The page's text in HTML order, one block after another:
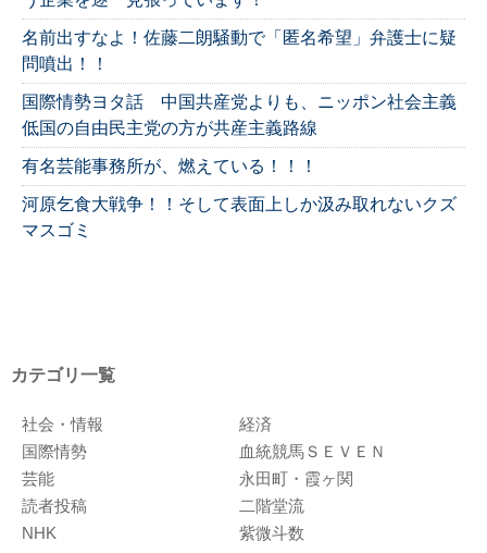
名前出すなよ！佐藤二朗騒動で「匿名希望」弁護士に疑
問噴出！！
国際情勢ヨタ話 中国共産党よりも、ニッポン社会主義
低国の自由民主党の方が共産主義路線
有名芸能事務所が、燃えている！！！
河原乞食大戦争！！そして表面上しか汲み取れないクズ
マスゴミ
カテゴリ一覧
社会・情報
経済
国際情勢
血統競馬ＳＥＶＥＮ
芸能
永田町・霞ヶ関
読者投稿
二階堂流
NHK
紫微斗数